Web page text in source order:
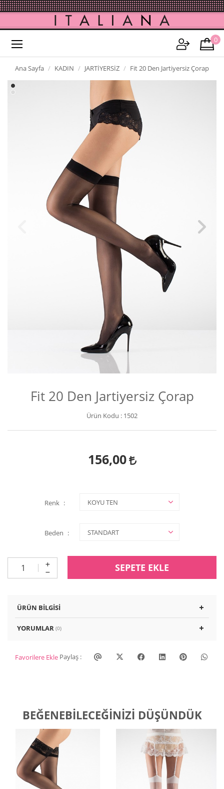
0
Ana Sayfa KADIN JARTİYERSİZ Fit 20 Den Jartiyersiz Çorap
Fit 20 Den Jartiyersiz Çorap
Ürün Kodu : 1502
156,00
Renk
Beden
SEPETE EKLE
ÜRÜN BILGISI
YORUMLAR (0)
Favorilere Ekle Paylaş :
BEĞENEBILECEĞINIZI DÜŞÜNDÜK